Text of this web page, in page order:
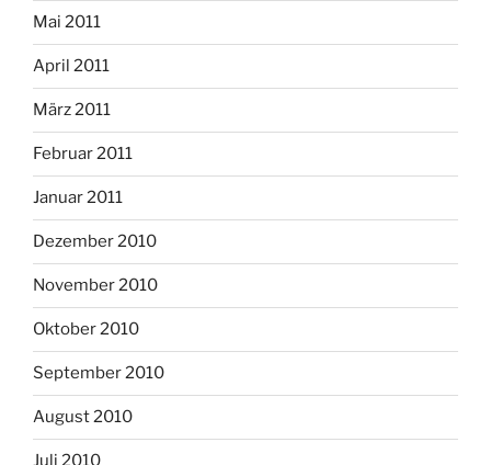
Mai 2011
April 2011
März 2011
Februar 2011
Januar 2011
Dezember 2010
November 2010
Oktober 2010
September 2010
August 2010
Juli 2010